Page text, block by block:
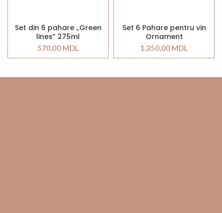
Set din 6 pahare „Green
lines” 275ml
570,00 MDL
Set 6 Pahare pentru vin
Ornament
1.350,00 MDL